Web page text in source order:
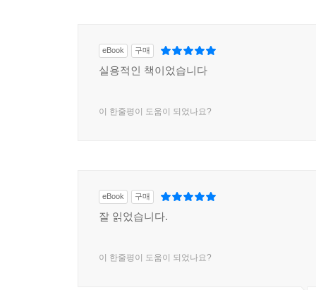
eBook 구매
실용적인 책이었습니다
이 한줄평이 도움이 되었나요?
eBook 구매
잘 읽었습니다.
이 한줄평이 도움이 되었나요?